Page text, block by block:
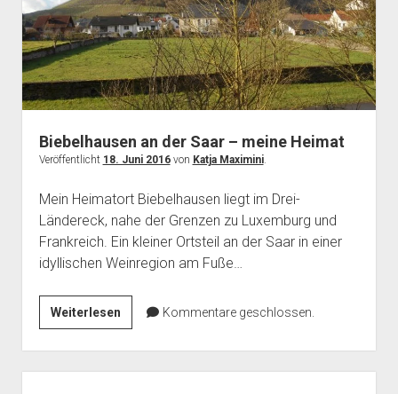
Kunst
Geschichte
open
dropdown
menu
Geschichte der Stadt Berlin
Impressum
Biebelhausen an der Saar – meine Heimat
Veröffentlicht 18. Juni 2016von Katja Maximini.
Mein Heimatort Biebelhausen liegt im Drei-
Ländereck, nahe der Grenzen zu Luxemburg und
Frankreich. Ein kleiner Ortsteil an der Saar in einer
idyllischen Weinregion am Fuße…
WeiterlesenBiebelhausen
an
der
Saar
Kommentare geschlossen.